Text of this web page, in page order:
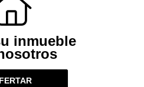
inmueble